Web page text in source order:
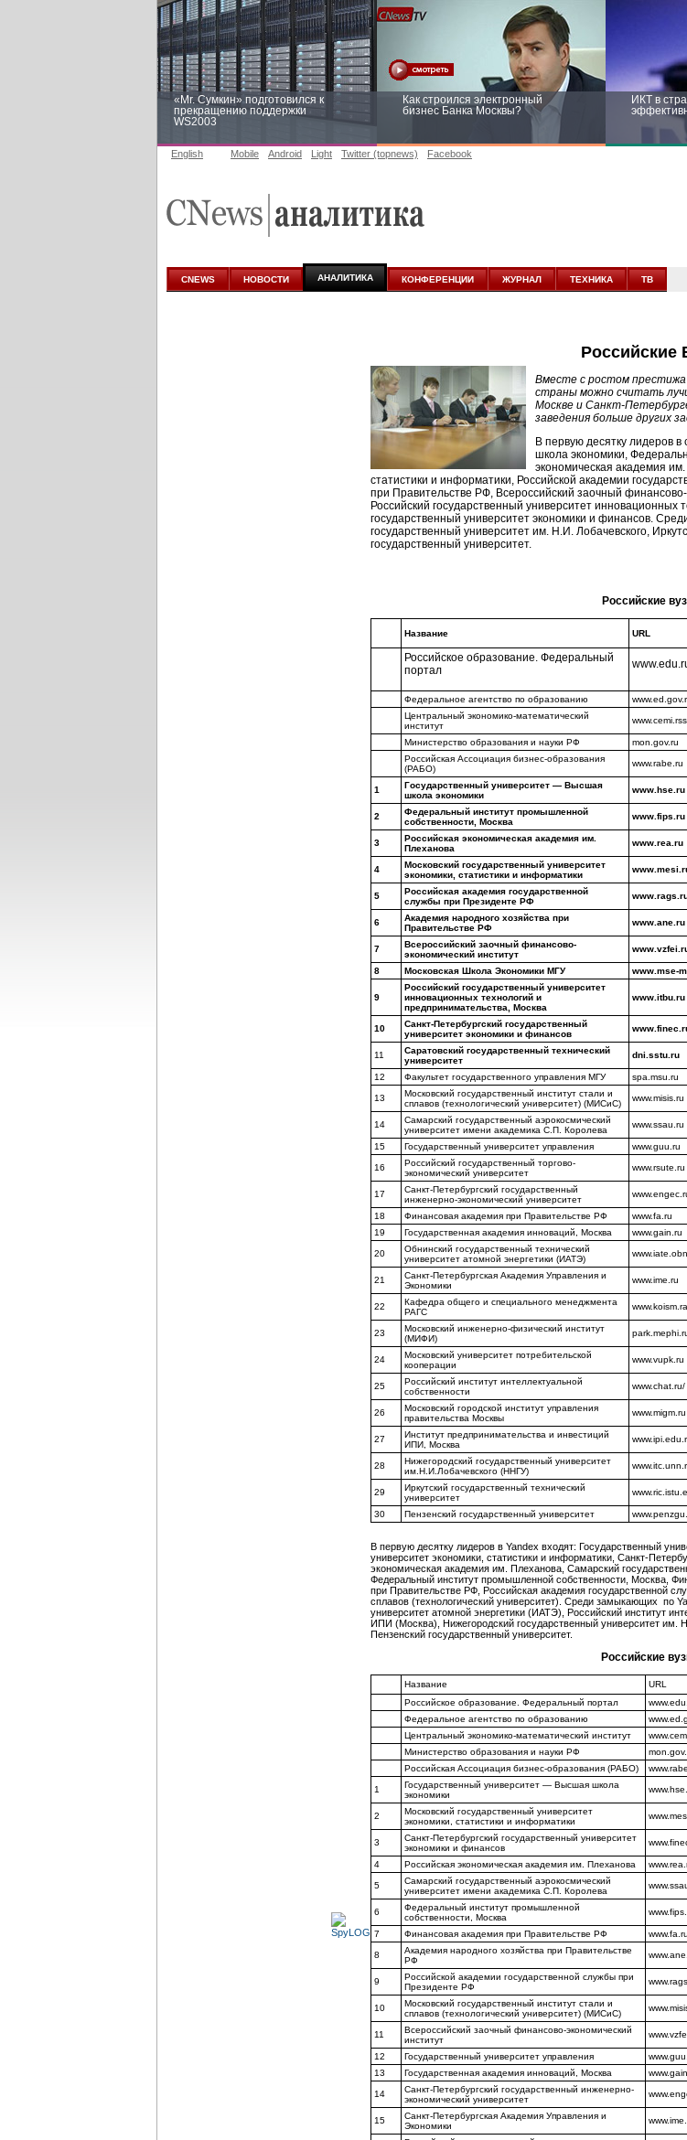
«Mr. Сумкин» подготовился к
прекращению поддержки
WS2003
Как строился электронный
бизнес Банка Москвы?
ИКТ в
аналитике
новых
English Mobile Android Light Twitter (topnews) Facebook
CNEWS НОВОСТИ АНАЛИТИКА КОНФЕРЕНЦИИ ЖУРНАЛ ТЕХНИКА ТВ
Вместе с ростом престижа
страны можно считать
Москве и Санкт-
заведения больше других
В первую десятку лидеров
школа экономики,
экономическая академия
статистики и информатики, Российской академии
при Правительстве РФ, Всероссийский заочный
Российский государственный университет
государственный университет экономики и финансов.
государственный университет им. Н.И. Лобачевского,
государственный университет.
Российские
Название URL
Российское образование. Федеральный
портал
Федеральное агентство по образованию
Центральный экономико-математический
институт
Министерство образования и науки РФ mon.gov.ru
Российская Ассоциация бизнес-образования
(РАБО)
www.rabe.ru
1
Государственный университет — Высшая
школа экономики
www.hse.ru
2
Федеральный институт промышленной
собственности, Москва
www.fips.ru
3
Российская экономическая академия им.
Плеханова
www.rea.ru
4
Московский государственный университет
экономики, статистики и информатики
5
Российская академия государственной
службы при Президенте РФ
6
Академия народного хозяйства при
Правительстве РФ
www.ane.ru
7
Всероссийский заочный финансово-
экономический институт
8 Московская Школа Экономики МГУ www.mse-
9
Российский государственный университет
инновационных технологий и
предпринимательства, Москва
www.itbu.ru
10
Санкт-Петербургский государственный
университет экономики и финансов
11
Саратовский государственный технический
университет
dni.sstu.ru
12 Факультет государственного управления МГУ spa.msu.ru
13
Московский государственный институт стали и
сплавов (технологический университет) (МИСиС)
www.misis.ru
14
Самарский государственный аэрокосмический
университет имени академика С.П. Королева
www.ssau.ru
15 Государственный университет управления www.guu.ru
16
Российский государственный торгово-
экономический университет
www.rsute.ru
17
Санкт-Петербургский государственный
инженерно-экономический университет
18 Финансовая академия при Правительстве РФ www.fa.ru
19
Государственная академия инноваций, Москва www.gain.ru
20
Обнинский государственный технический
университет атомной энергетики (ИАТЭ)
21
Санкт-Петербургская Академия Управления и
Экономики
www.ime.ru
22
Кафедра общего и специального менеджмента
РАГС
23
Московский инженерно-физический институт
(МИФИ)
24
Московский университет потребительской
кооперации
www.vupk.ru
25
Российский институт интеллектуальной
собственности
26
Московский городской институт управления
правительства Москвы
www.migm.ru
27
Институт предпринимательства и инвестиций
ИПИ, Москва
28
Нижегородский государственный университет
им.Н.И.Лобачевского (ННГУ)
29
Иркутский государственный технический
университет
30 Пензенский государственный университет
В первую десятку лидеров в Yandex входят: Государственный
университет экономики, статистики и информатики, Санкт-
экономическая академия им. Плеханова, Самарский
Федеральный институт промышленной собственности, Москва,
при Правительстве РФ, Российская академия государственной
сплавов (технологический университет). Среди замыкающих по
университет атомной энергетики (ИАТЭ), Российский институт
ИПИ (Москва), Нижегородский государственный университет им.
Пензенский государственный университет.
Российские
Название URL
Российское образование. Федеральный портал
Федеральное агентство по образованию
Центральный экономико-математический институт
Министерство образования и науки РФ
Российская Ассоциация бизнес-образования (РАБО)
1
Государственный университет — Высшая школа
экономики
2
Московский государственный университет
экономики, статистики и информатики
3
Санкт-Петербургский государственный университет
экономики и финансов
4 Российская экономическая академия им. Плеханова
5
Самарский государственный аэрокосмический
университет имени академика С.П. Королева
6
Федеральный институт промышленной
собственности, Москва
7 Финансовая академия при Правительстве РФ www.fa.ru
8
Академия народного хозяйства при Правительстве
РФ
9
Российской академии государственной службы при
Президенте РФ
10
Московский государственный институт стали и
сплавов (технологический университет) (МИСиС)
11
Всероссийский заочный финансово-экономический
институт
12 Государственный университет управления
13
Государственная академия инноваций, Москва
14
Санкт-Петербургский государственный инженерно-
экономический университет
15
Санкт-Петербургская Академия Управления и
Экономики